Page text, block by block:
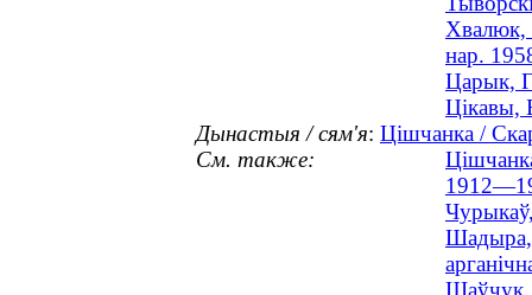
Хвалюк,
нар.
Царык,
Цікавы,
Дынастыя / сям'я: Цішчанка /
См. также:
Шадыра,